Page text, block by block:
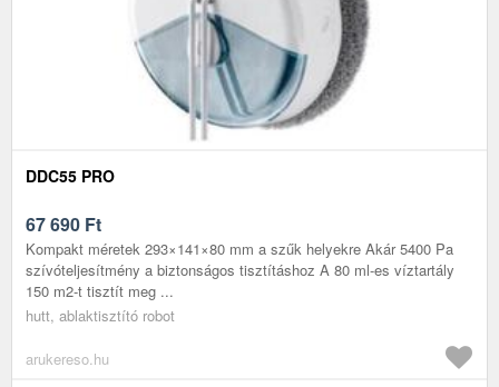
DDC55 PRO
67 690 Ft
Kompakt méretek 293×141×80 mm a szűk helyekre Akár 5400 Pa
szívóteljesítmény a biztonságos tisztításhoz A 80 ml-es víztartály
150 m2-t tisztít meg ...
hutt, ablaktisztító robot
arukereso.hu